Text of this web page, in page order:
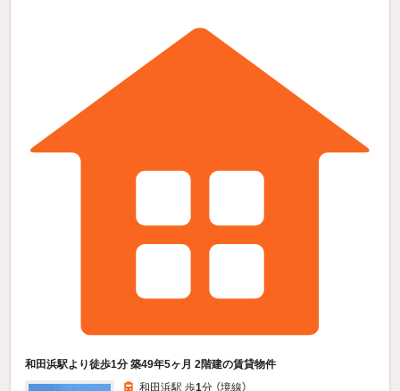
和田浜駅より徒歩1分 築49年5ヶ月 2階建の賃貸物件
和田浜駅 歩1分 （境線）